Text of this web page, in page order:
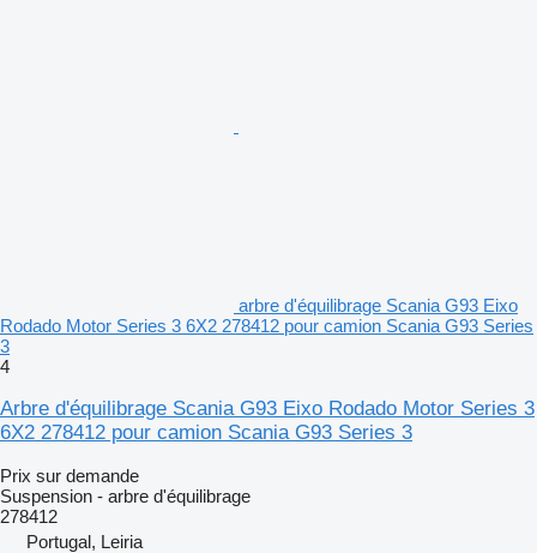
arbre d'équilibrage Scania G93 Eixo
Rodado Motor Series 3 6X2 278412 pour camion Scania G93 Series
3
4
Arbre d'équilibrage Scania G93 Eixo Rodado Motor Series 3
6X2 278412 pour camion Scania G93 Series 3
Prix sur demande
Suspension - arbre d'équilibrage
278412
Portugal, Leiria